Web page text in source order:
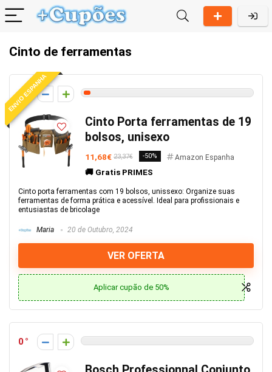
Cinto de ferramentas
ENVIO ESPANHA
2
Cinto Porta ferramentas de 19
bolsos, unisexo
11,68€ 23,37€ -50% Amazon Espanha
🚚 Gratis PRIMES
Cinto porta ferramentas com 19 bolsos, unissexo: Organize suas
ferramentas de forma prática e acessível. Ideal para profissionais e
entusiastas de bricolage
Maria 20 de Outubro, 2024
VER OFERTA
Aplicar cupão de 50%
0